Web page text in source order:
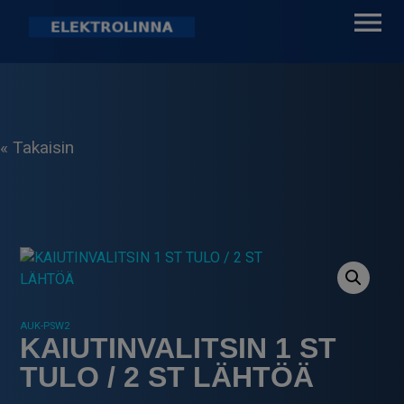
« Takaisin
AUK-PSW2
KAIUTINVALITSIN 1 ST
TULO / 2 ST LÄHTÖÄ